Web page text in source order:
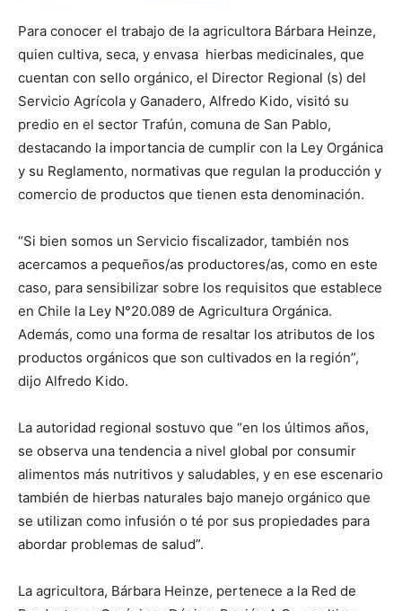
Para conocer el trabajo de la agricultora Bárbara Heinze,
quien cultiva, seca, y envasa hierbas medicinales, que
cuentan con sello orgánico, el Director Regional (s) del
Servicio Agrícola y Ganadero, Alfredo Kido, visitó su
predio en el sector Trafún, comuna de San Pablo,
destacando la importancia de cumplir con la Ley Orgánica
y su Reglamento, normativas que regulan la producción y
comercio de productos que tienen esta denominación.
“Si bien somos un Servicio fiscalizador, también nos
acercamos a pequeños/as productores/as, como en este
caso, para sensibilizar sobre los requisitos que establece
en Chile la Ley N°20.089 de Agricultura Orgánica.
Además, como una forma de resaltar los atributos de los
productos orgánicos que son cultivados en la región”,
dijo Alfredo Kido.
La autoridad regional sostuvo que “en los últimos años,
se observa una tendencia a nivel global por consumir
alimentos más nutritivos y saludables, y en ese escenario
también de hierbas naturales bajo manejo orgánico que
se utilizan como infusión o té por sus propiedades para
abordar problemas de salud”.
La agricultora, Bárbara Heinze, pertenece a la Red de